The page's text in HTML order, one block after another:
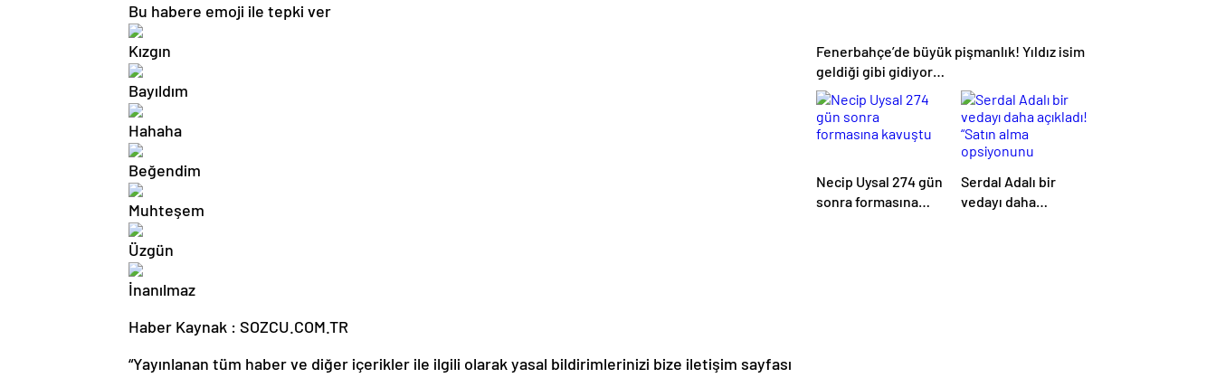
Bu habere emoji ile tepki ver
Haber Kaynak : SOZCU.COM.TR
“Yayınlanan tüm haber ve diğer içerikler ile ilgili olarak yasal bildirimlerinizi bize iletişim sayfası
Fenerbahçe’de büyük pişmanlık! Yıldız isim
geldiği gibi gidiyor…
Necip Uysal 274 gün
sonra formasına
Serdal Adalı bir
vedayı daha